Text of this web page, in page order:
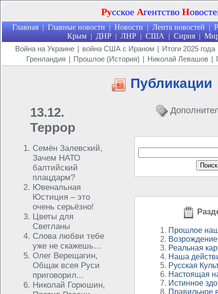
Русское Агентство Н
Главная | Главные новости | Новости | Лента новостей |
Крым | ДНР | ЛНР | США | Сирия |
Война на Украине | война США с Ираном | Итоги 2025 года
Гренландия | Прошлое (История) | Николай Левашов |
Публикации
13.12.
Террор
Семён Залевский,
Зачем НАТО
балтийский
плацдарм?
Ювенальная
Юстиция – это
очень серьёзно!
Цветы для
Светланы
Слова любви тебе
уже не скажешь…
Олег Верещагин,
Общак всея Руси
приговорил...
Николай Горюшин,
Прошлое
Реальная
Наша
Русская
Настоящая
Истинное
Правильное